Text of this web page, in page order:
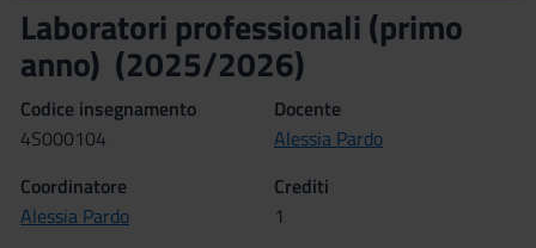
Laboratori professionali (primo
anno) (2025/2026)
Codice insegnamento
4S000104
Docente
Alessia Pardo
Coordinatore
Alessia Pardo
Crediti
1